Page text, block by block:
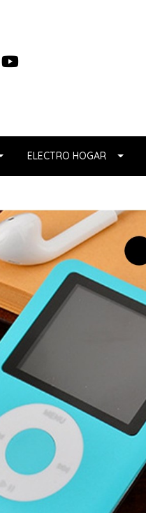
ELECTRO HOGAR